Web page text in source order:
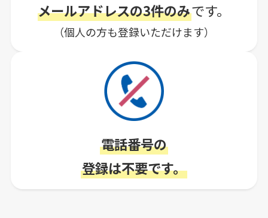
メールアドレスの3件のみです。
（個人の方も登録いただけます）
電話番号の
登録は不要です。